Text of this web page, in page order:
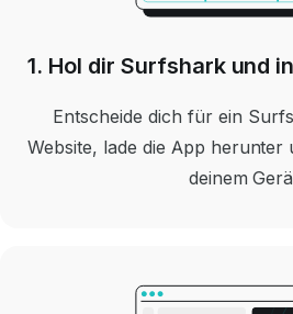
1. Hol dir Surfshark und
Entscheide dich für ein
Website, lade die App herunter
deinem